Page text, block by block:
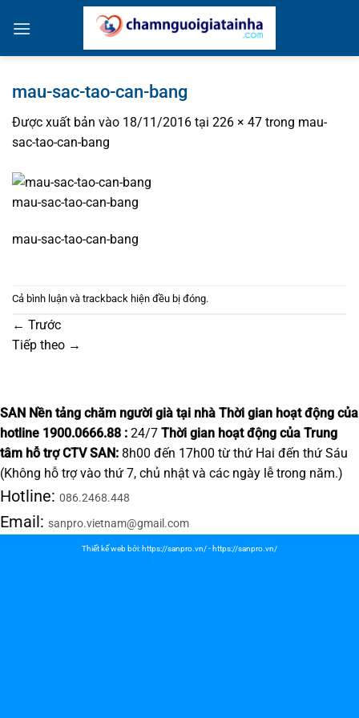
qua
mau-sac-tao-can-bang
Được xuất bản vào 18/11/2016 tại 226 × 47 trong mau-
sac-tao-can-bang
mau-sac-tao-can-bang
mau-sac-tao-can-bang
Cả bình luận và trackback hiện đều bị đóng.
← Trước
Tiếp theo →
SAN Nền tảng chăm người già tại nhà Thời gian hoạt động của
hotline 1900.0666.88 : 24/7 Thời gian hoạt động của Trung
tâm hỗ trợ CTV SAN: 8h00 đến 17h00 từ thứ Hai đến thứ Sáu
(Không hỗ trợ vào thứ 7, chủ nhật và các ngày lễ trong năm.)
Hotline: 086.2468.448
Email: sanpro.vietnam@gmail.com
Thiết kế web bởi: https://sanpro.vn/- https://sanpro.vn/